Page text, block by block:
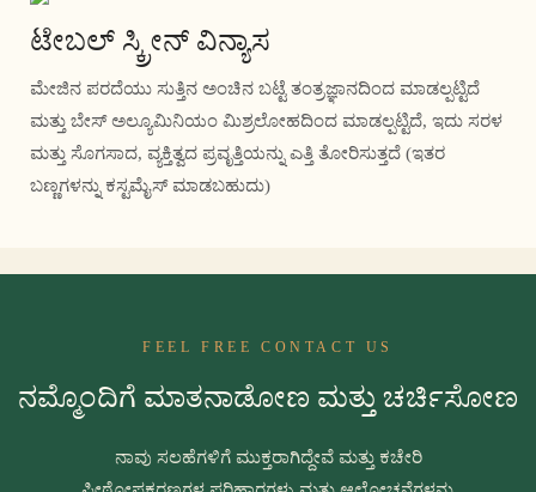
ಟೇಬಲ್ ಸ್ಕ್ರೀನ್ ವಿನ್ಯಾಸ
ಮೇಜಿನ ಪರದೆಯು ಸುತ್ತಿನ ಅಂಚಿನ ಬಟ್ಟೆ ತಂತ್ರಜ್ಞಾನದಿಂದ ಮಾಡಲ್ಪಟ್ಟಿದೆ
ಮತ್ತು ಬೇಸ್ ಅಲ್ಯೂಮಿನಿಯಂ ಮಿಶ್ರಲೋಹದಿಂದ ಮಾಡಲ್ಪಟ್ಟಿದೆ, ಇದು ಸರಳ
ಮತ್ತು ಸೊಗಸಾದ, ವ್ಯಕ್ತಿತ್ವದ ಪ್ರವೃತ್ತಿಯನ್ನು ಎತ್ತಿ ತೋರಿಸುತ್ತದೆ (ಇತರ
ಬಣ್ಣಗಳನ್ನು ಕಸ್ಟಮೈಸ್ ಮಾಡಬಹುದು)
FEEL FREE CONTACT US
ನಮ್ಮೊಂದಿಗೆ ಮಾತನಾಡೋಣ ಮತ್ತು ಚರ್ಚಿಸೋಣ
ನಾವು ಸಲಹೆಗಳಿಗೆ ಮುಕ್ತರಾಗಿದ್ದೇವೆ ಮತ್ತು ಕಚೇರಿ